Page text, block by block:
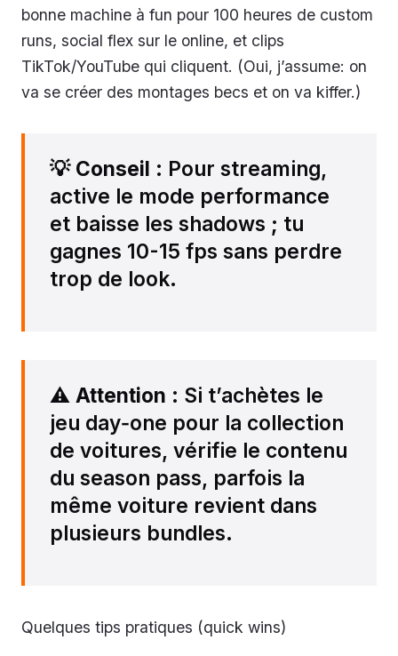
bonne machine à fun pour 100 heures de custom
runs, social flex sur le online, et clips
TikTok/YouTube qui cliquent. (Oui, j’assume: on
va se créer des montages becs et on va kiffer.)
💡 Conseil : Pour streaming,
active le mode performance
et baisse les shadows ; tu
gagnes 10-15 fps sans perdre
trop de look.
⚠️ Attention : Si t’achètes le
jeu day‑one pour la collection
de voitures, vérifie le contenu
du season pass, parfois la
même voiture revient dans
plusieurs bundles.
Quelques tips pratiques (quick wins)